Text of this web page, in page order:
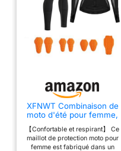
XFNWT Combinaison de
moto d'été pour femme,
homologuée CE niveau 2,
comprenant veste et
pantalon avec protections
【Confortable et respirant】 Ce
maillot de protection moto pour
femme est fabriqué dans un